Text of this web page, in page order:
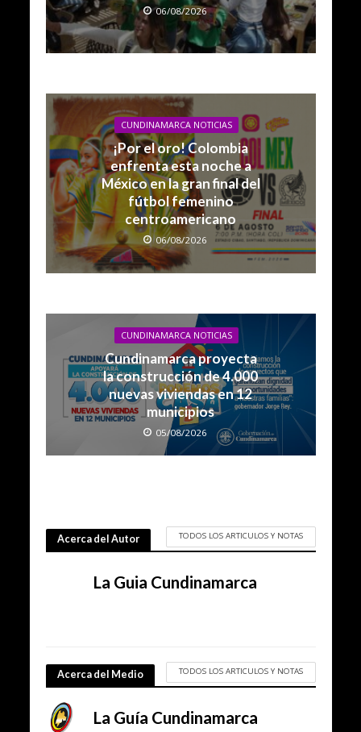
06/08/2026
CUNDINAMARCA NOTICIAS
¡Por el oro! Colombia
enfrenta esta noche a
México en la gran final del
fútbol femenino
centroamericano
06/08/2026
CUNDINAMARCA NOTICIAS
Cundinamarca proyecta
la construcción de 4.000
nuevas viviendas en 12
municipios
05/08/2026
Acerca del Autor TODOS LOS ARTICULOS Y NOTAS
La Guia Cundinamarca
Acerca del Medio TODOS LOS ARTICULOS Y NOTAS
La Guía Cundinamarca